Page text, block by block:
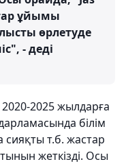
ұйымы
өрлетуде
- деді
2025 жылдарға
білім
сияқты т.б. жастар
жеткізді. Осы